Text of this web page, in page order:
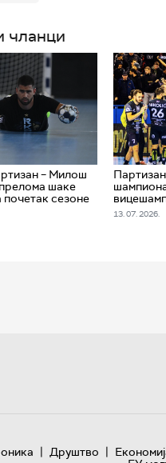
чланци
– Милош
шаке
сезоне
13. 07. 2026.
| Друштво |